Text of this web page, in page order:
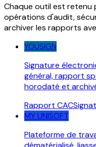
Chaque outil est retenu
opérations d'audit,
archiver les rapports
YOUSIGN
Signature
général, rapport
horodaté et
Rapport CAC
MY UNISOFT
Plateforme de